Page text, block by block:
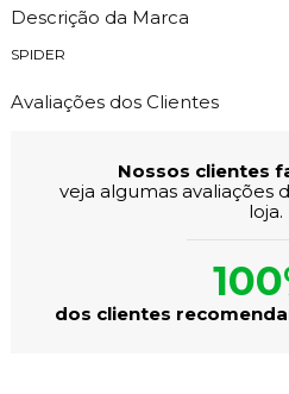
Descrição da Marca
SPIDER
Avaliações dos Clientes
Nossos clientes
veja algumas avaliações
loja.
dos clientes